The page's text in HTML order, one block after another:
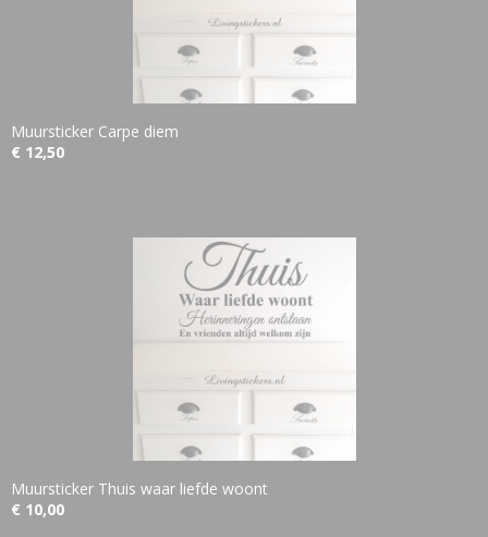
Muursticker Carpe diem
€ 12,50
Muursticker Thuis waar liefde woont
€ 10,00